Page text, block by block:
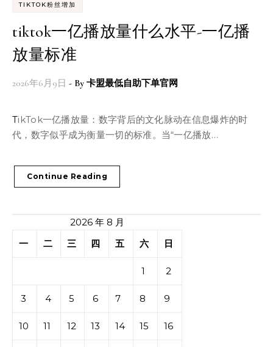
TIKTOK粉丝增加
tiktok一亿播放量什么水平-一亿播
放量标准
2026年6月9日 - By 卡盟最低自助下单官网
TikTok一亿播放量：数字背后的文化脉动在信息爆炸的时
代，数字似乎成为衡量一切的标准。当“一亿播放…
Continue Reading
2026 年 8 月
一
二 三 四 五 六 日
1 2
3 4 5 6 7 8 9
10 11 12 13 14 15 16